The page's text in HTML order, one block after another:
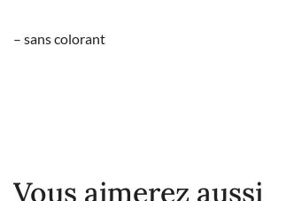
– sans colorant
Vous aimerez aussi